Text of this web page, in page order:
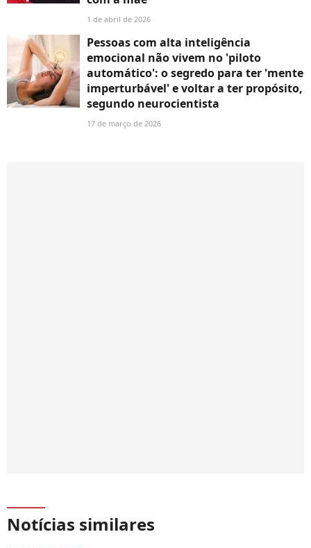
1 de abril de 2026
Pessoas com alta inteligência
emocional não vivem no 'piloto
automático': o segredo para ter 'mente
imperturbável' e voltar a ter propósito,
segundo neurocientista
17 de março de 2026
Notícias similares